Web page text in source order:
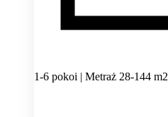
1-6 pokoi | Metraż 28-144 m2